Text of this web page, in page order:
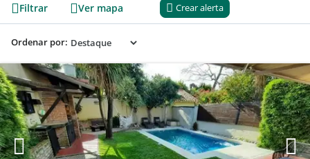
Filtrar Ver mapa Crear alerta
Ordenar por: